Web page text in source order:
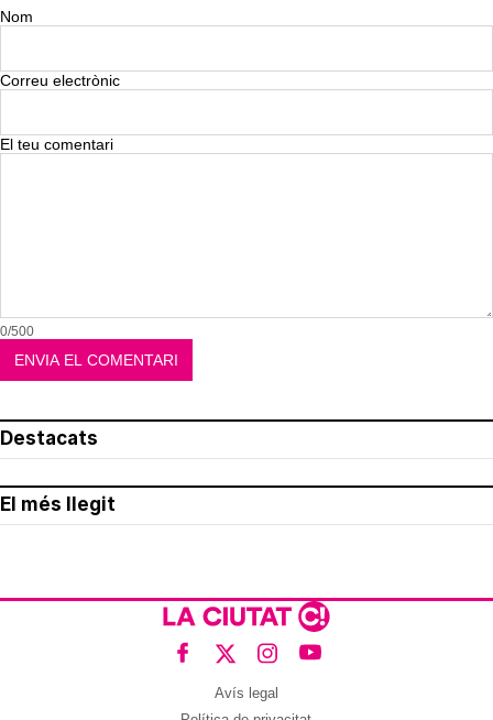
Nom
Correu electrònic
El teu comentari
0/500
Destacats
El més llegit
Avís legal